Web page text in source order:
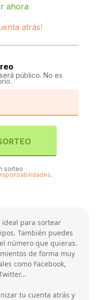
ahora
atrás!
público. No es
sorteo
.
ideal para sortear
También puedes
número que quieras.
de forma muy
como Facebook,
tu cuenta atrás y